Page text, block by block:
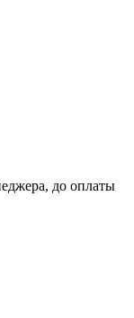
до оплаты